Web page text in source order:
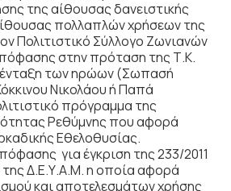
της αίθουσας δανειστικής
πολλαπλών χρήσεων της
Πολιτιστικό Σύλλογο Ζωνιανών
στην πρόταση της Τ.Κ.
ένταξη των ηρώων (Σωπασή
Νικολάου ή Παπά
πρόγραμμα της
Ρεθύμνης που αφορά
Εθελοθυσίας.
για έγκριση της 233/2011
Δ.Ε.Υ.Α.Μ. η οποία αφορά
και αποτελεσμάτων χρήσης